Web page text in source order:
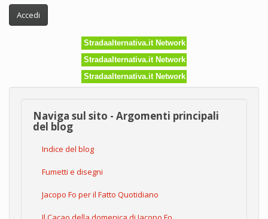
Accedi
Stradaalternativa.it Network
Stradaalternativa.it Network
Stradaalternativa.it Network
Naviga sul sito - Argomenti principali
del blog
Indice del blog
Fumetti e disegni
Jacopo Fo per il Fatto Quotidiano